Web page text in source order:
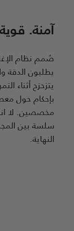
آمنة.
يطلبون الدقة
يتزحزح أثناء
بإحكام حول
مخصصين. لا
سلسة بين
النهاية.